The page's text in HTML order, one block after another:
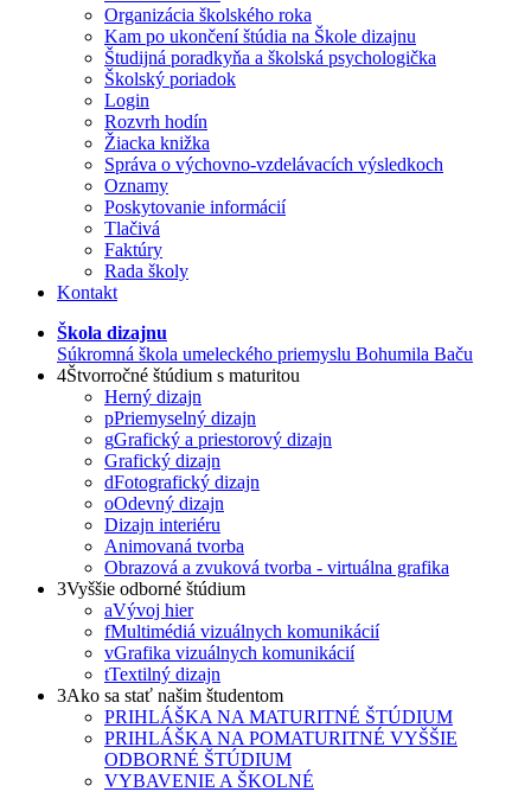
Organizácia školského roka
Kam po ukončení štúdia na Škole dizajnu
Študijná poradkyňa a školská psychologička
Školský poriadok
Login
Rozvrh hodín
Žiacka knižka
Správa o výchovno-vzdelávacích výsledkoch
Oznamy
Poskytovanie informácií
Tlačivá
Faktúry
Rada školy
Kontakt
Škola dizajnu
Súkromná škola umeleckého priemyslu Bohumila Baču
4Štvorročné štúdium s maturitou
Herný dizajn
pPriemyselný dizajn
gGrafický a priestorový dizajn
Grafický dizajn
dFotografický dizajn
oOdevný dizajn
Dizajn interiéru
Animovaná tvorba
Obrazová a zvuková tvorba - virtuálna grafika
3Vyššie odborné štúdium
aVývoj hier
fMultimédiá vizuálnych komunikácií
vGrafika vizuálnych komunikácií
tTextilný dizajn
3Ako sa stať našim študentom
PRIHLÁŠKA NA MATURITNÉ ŠTÚDIUM
PRIHLÁŠKA NA POMATURITNÉ VYŠŠIE
ODBORNÉ ŠTÚDIUM
VYBAVENIE A ŠKOLNÉ